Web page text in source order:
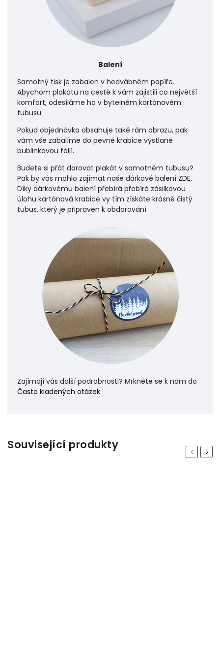
Balení
Samotný tisk je zabalen v hedvábném papíře.
Abychom plakátu na cestě k vám zajistili co největší
komfort, odesíláme ho v bytelném kartónovém
tubusu.
Pokud objednávka obsahuje také rám obrazu, pak
vám vše zabalíme do pevné krabice vystlané
bublinkovou fólií.
Budete si přát darovat plakát v samotném tubusu?
Pak by vás mohlo zajímat naše dárkové balení ZDE.
Díky dárkovému balení přebírá přebírá zásilkovou
úlohu kartónová krabice vy tím získáte krásně čistý
tubus, který je připraven k obdarování.
Zajímají vás další podrobnosti? Mrkněte se k nám do
Často kladených otázek.
Související produkty Previous
Next